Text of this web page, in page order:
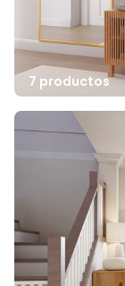
7 productos